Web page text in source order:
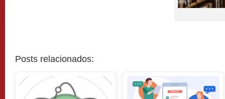
Posts relacionados: